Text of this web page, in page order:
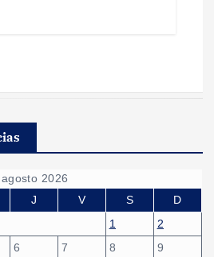
agosto 2026
J V S
D
1
2
6 7 8
9